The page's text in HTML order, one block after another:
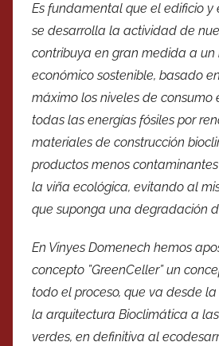
Es fundamental que el edificio y
se desarrolla la actividad de
contribuya en gran medida a un
económico sostenible, basado
máximo los niveles de consumo
todas las energías fósiles por
materiales de construcción
productos menos
la viña ecológica, evitando al
que suponga una degradación
En Vinyes Domenech hemos
concepto ”GreenCeller” un
todo el proceso, que va desde
la arquitectura Bioclimática a
verdes, en definitiva al